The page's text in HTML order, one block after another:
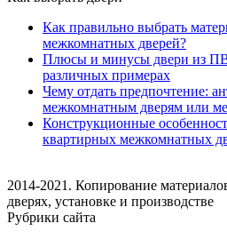
Как правильно выбрать
межкомнатных дверей?
Плюсы и минусы двери из
различных примерах
Чему отдать предпочтение:
межкомнатным дверям или
Конструкционные
квартирных межкомнатных
2014-2021. Копирование
дверях, установке и производстве
Рубрики сайта